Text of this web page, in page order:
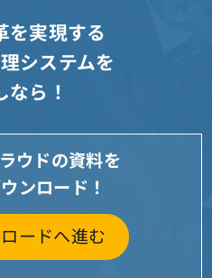
を実現する
システムを
なら！
ウドの資料を
ンロード！
ードへ進む